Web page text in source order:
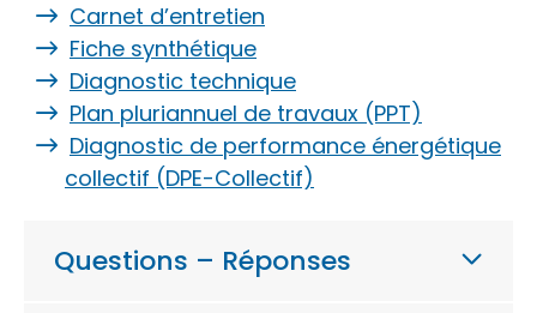
Carnet d’entretien
Fiche synthétique
Diagnostic technique
Plan pluriannuel de travaux (PPT)
Diagnostic de performance énergétique
collectif (DPE-Collectif)
Questions – Réponses